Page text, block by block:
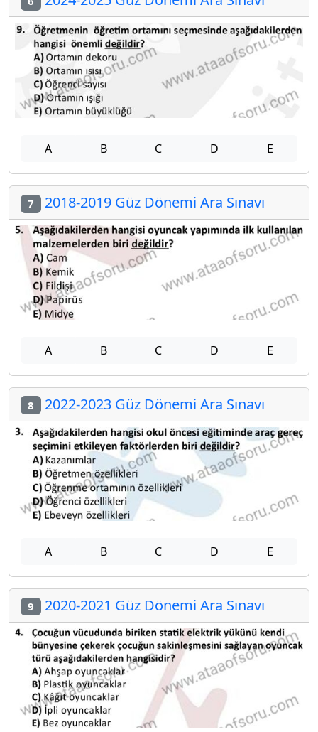
A B C D E
7 2018-2019 Güz Dönemi Ara Sınavı
A B C D E
8 2022-2023 Güz Dönemi Ara Sınavı
A B C D E
9 2020-2021 Güz Dönemi Ara Sınavı